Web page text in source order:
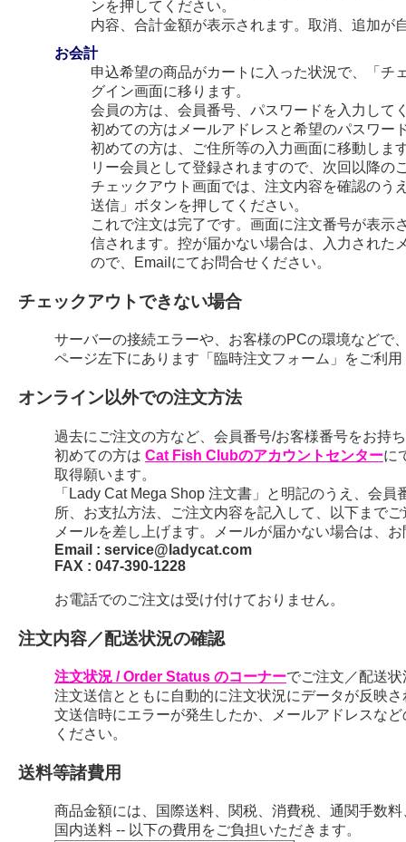
ンを押してください。
内容、合計金額が表示されます。取消、追加が
お会計
申込希望の商品がカートに入った状況で、「チ
グイン画面に移ります。
会員の方は、会員番号、パスワードを入力して
初めての方はメールアドレスと希望のパスワー
初めての方は、ご住所等の入力画面に移動しま
リー会員として登録されますので、次回以降の
チェックアウト画面では、注文内容を確認のう
送信」ボタンを押してください。
これで注文は完了です。画面に注文番号が表
信されます。控が届かない場合は、入力された
ので、Emailにてお問合せください。
チェックアウトできない場合
サーバーの接続エラーや、お客様のPCの環境などで
ページ左下にあります「臨時注文フォーム」をご利
オンライン以外での注文方法
過去にご注文の方など、会員番号/お客様番号をお持
初めての方は Cat Fish Clubのアカウントセンターに
取得願います。
「Lady Cat Mega Shop 注文書」と明記のうえ、会
所、お支払方法、ご注文内容を記入して、以下まで
メールを差し上げます。メールが届かない場合は、
Email : service@ladycat.com
FAX : 047-390-1228
お電話でのご注文は受け付けておりません。
注文内容／配送状況の確認
注文状況 / Order Status のコーナーでご注文／配送
注文送信とともに自動的に注文状況にデータが反映
文送信時にエラーが発生したか、メールアドレスな
ください。
送料等諸費用
商品金額には、国際送料、関税、消費税、通関手数
国内送料 -- 以下の費用をご負担いただきます。